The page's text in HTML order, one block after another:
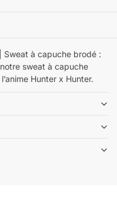
Sweat à capuche brodé :
sweat à capuche
Hunter x Hunter.